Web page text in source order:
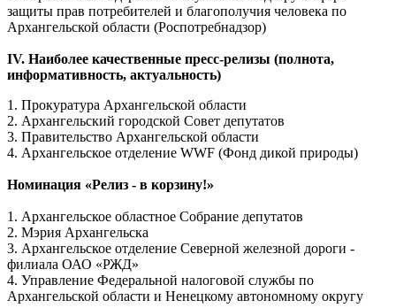
защиты прав потребителей и благополучия человека по
Архангельской области (Роспотребнадзор)
IV. Наиболее качественные пресс-релизы (полнота,
информативность, актуальность)
1. Прокуратура Архангельской области
2. Архангельский городской Совет депутатов
3. Правительство Архангельской области
4. Архангельское отделение WWF (Фонд дикой природы)
Номинация «Релиз - в корзину!»
1. Архангельское областное Собрание депутатов
2. Мэрия Архангельска
3. Архангельское отделение Северной железной дороги -
филиала ОАО «РЖД»
4. Управление Федеральной налоговой службы по
Архангельской области и Ненецкому автономному округу